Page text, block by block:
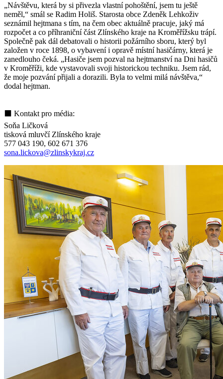
„Návštěvu, která by si přivezla vlastní pohoštění, jsem tu ještě
neměl,“ smál se Radim Holiš. Starosta obce Zdeněk Lehkoživ
seznámil hejtmana s tím, na čem obec aktuálně pracuje, jaký má
rozpočet a co příhraniční část Zlínského kraje na Kroměřížsku trápí.
Společně pak dál debatovali o historii požárního sboru, který byl
založen v roce 1898, o vybavení i opravě místní hasičárny, která je
zanedlouho čeká. „Hasiče jsem pozval na hejtmanství na Dni hasičů
v Kroměříži, kde vystavovali svoji historickou techniku. Jsem rád,
že moje pozvání přijali a dorazili. Byla to velmi milá návštěva,“
dodal hejtman.
⬛ Kontakt pro média:
Soňa Ličková
tisková mluvčí Zlínského kraje
577 043 190, 602 671 376
sona.lickova@zlinskykraj.cz